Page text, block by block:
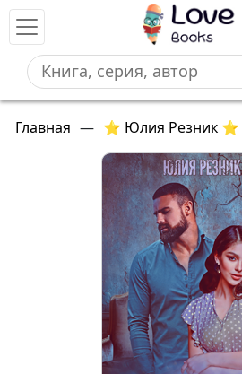
Главная — ⭐ Юлия Резник ⭐